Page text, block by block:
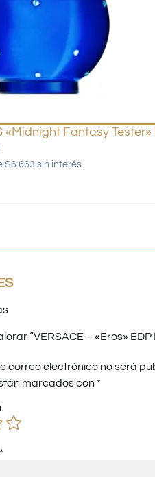
«Midnight Fantasy Tester»
$6.663 sin interés
“VERSACE – «Eros»
correo electrónico no será
marcados con *
*